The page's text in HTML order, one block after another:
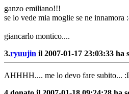
ganzo emiliano!!!
se lo vede mia moglie se ne innamora
giancarlo montico....
3.ryuujin il 2007-01-17 23:03:33 ha
AHHHH.... me lo devo fare subito...